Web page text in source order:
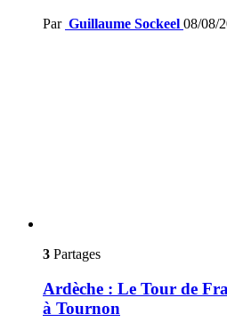
Par Guillaume Sockeel 08/08/
3 Partages
Ardèche : Le Tour de
à Tournon